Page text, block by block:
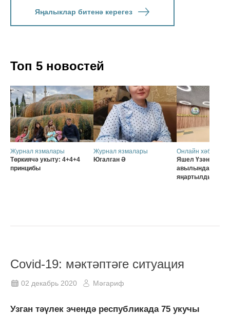
Яңалыклар битенә керегез
Топ 5 новостей
Журнал язмалары
Төркиячә укыту: 4+4+4
принцибы
Журнал язмалары
Югалган Ә
Онлайн хәбәрләр
Яшел Үзәннең
авылында
яңартылды
Covid-19: мәктәптәге ситуация
02 декабрь 2020 Мәгариф
Узган тәүлек эчендә республикада 75 укучы